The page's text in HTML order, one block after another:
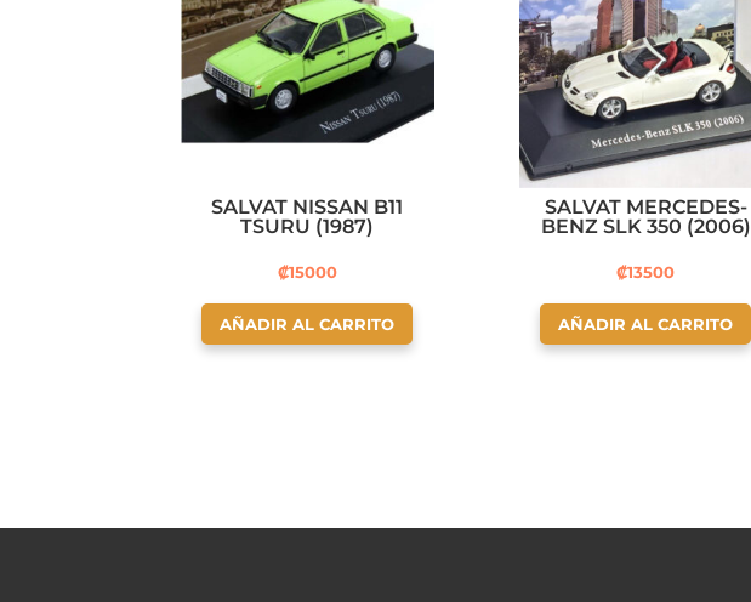
SALVAT NISSAN B11
TSURU (1987)
₡15000
AÑADIR AL CARRITO
SALVAT MERCEDES-
BENZ SLK 350 (2006)
₡13500
AÑADIR AL CARRITO